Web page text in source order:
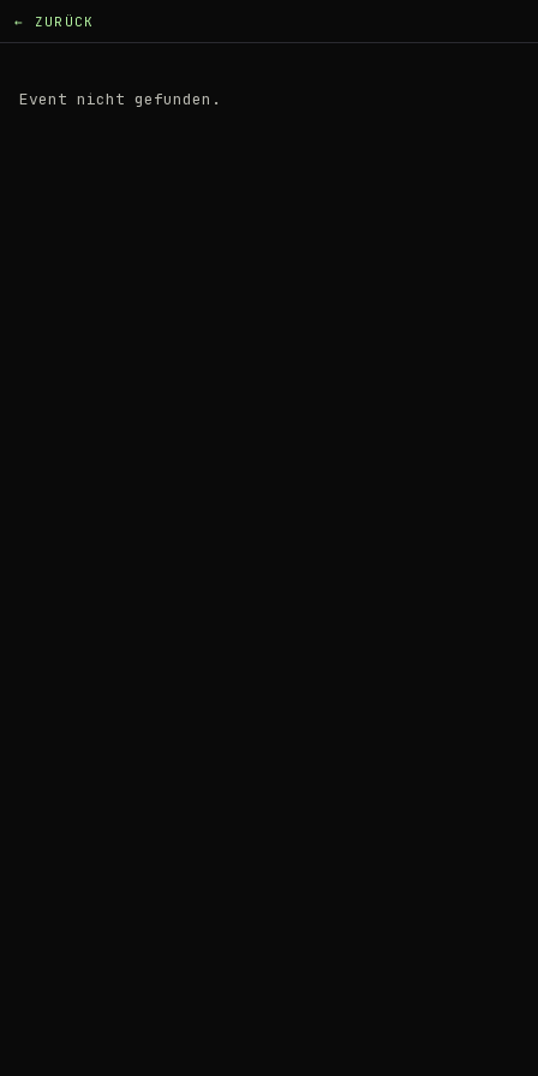
← ZURÜCK
Event nicht gefunden.